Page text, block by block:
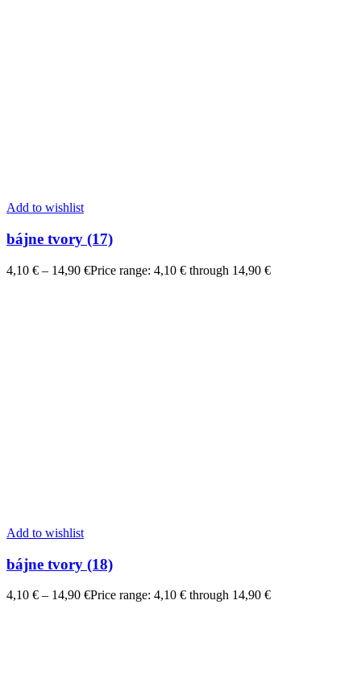
Add to wishlist
bájne tvory (17)
4,10 € – 14,90 €Price range: 4,10 € through 14,90 €
Add to wishlist
bájne tvory (18)
4,10 € – 14,90 €Price range: 4,10 € through 14,90 €